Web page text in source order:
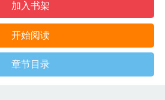
加入书架
开始阅读
章节目录